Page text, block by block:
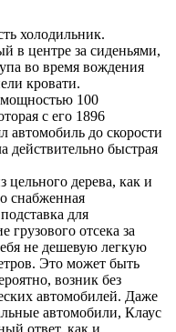
холодильник.
в центре за сиденьями,
во время вождения
кровати.
мощностью 100
с его 1896
автомобиль до скорости
действительно быстрая
цельного дерева, как и
снабженная
для
грузового отсека за
не дешевую легкую
Это может быть
возник без
автомобилей. Даже
автомобили, Клаус